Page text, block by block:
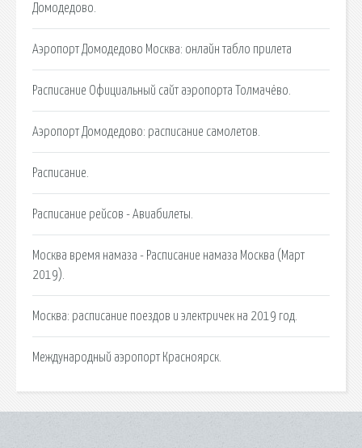
Домодедово.
Аэропорт Домодедово Москва: онлайн табло прилета
Расписание Официальный сайт аэропорта Толмачёво.
Аэропорт Домодедово: расписание самолетов.
Расписание.
Расписание рейсов - Авиабилеты.
Москва время намаза - Расписание намаза Москва (Март
2019).
Москва: расписание поездов и электричек на 2019 год.
Международный аэропорт Красноярск.